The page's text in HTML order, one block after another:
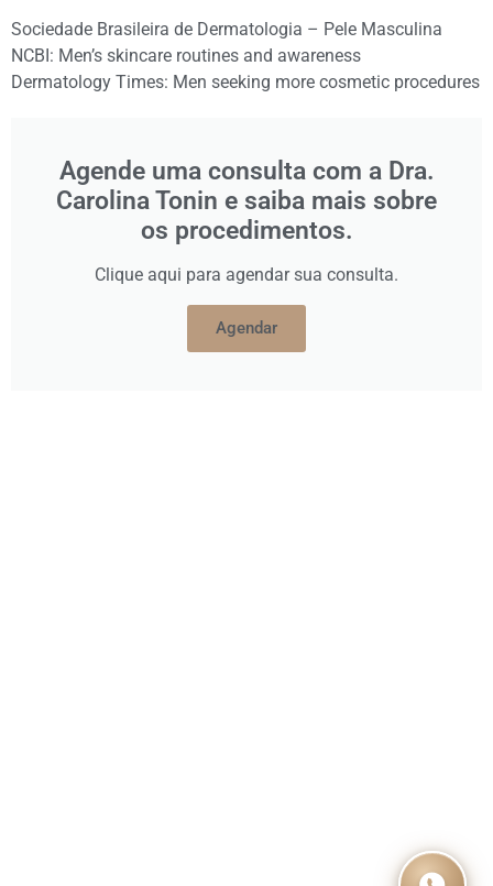
Sociedade Brasileira de Dermatologia – Pele Masculina
NCBI: Men’s skincare routines and awareness
Dermatology Times: Men seeking more cosmetic procedures
Agende uma consulta com a Dra.
Carolina Tonin e saiba mais sobre
os procedimentos.
Clique aqui para agendar sua consulta.
Agendar